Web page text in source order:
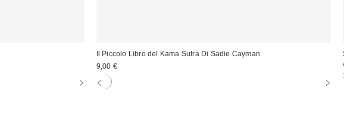
Il Piccolo Libro del Kama Sutra Di Sadie Cayman
9,00 €